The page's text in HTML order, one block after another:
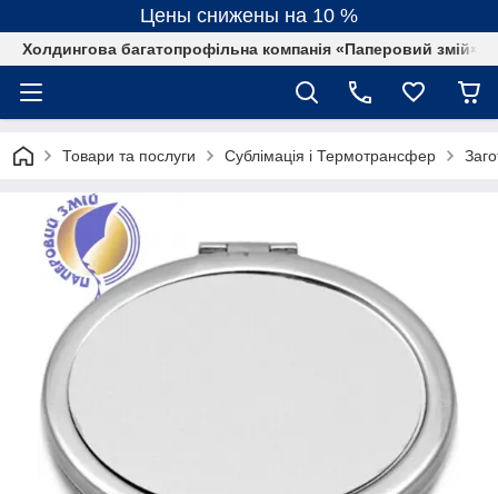
Цены снижены на 10 %
Холдингова багатопрофільна компанія «Паперовий змій»
Товари та послуги Сублімація і Термотрансфер